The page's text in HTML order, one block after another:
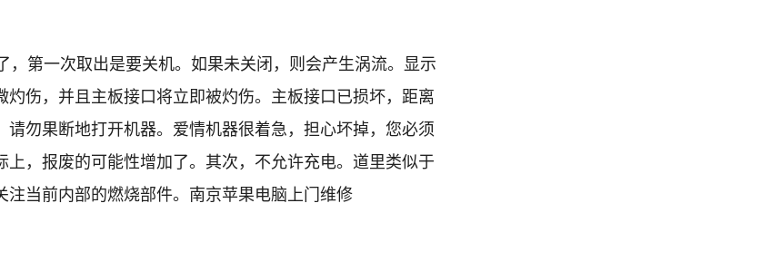
，第一次取出是要关机。如果未关闭，则会产生涡流。显示
灼伤，并且主板接口将立即被灼伤。主板接口已损坏，距离
请勿果断地打开机器。爱情机器很着急，担心坏掉，您必须
上，报废的可能性增加了。其次，不允许充电。道里类似于
注当前内部的燃烧部件。南京苹果电脑上门维修